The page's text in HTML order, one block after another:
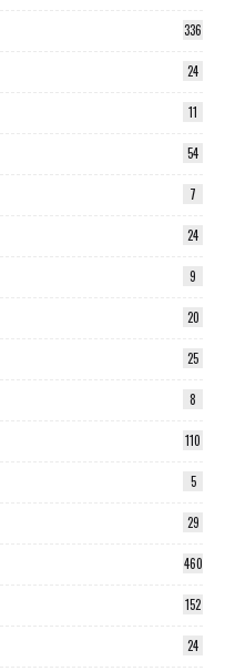
336
24
11
54
7
24
9
20
25
8
110
5
29
460
152
24